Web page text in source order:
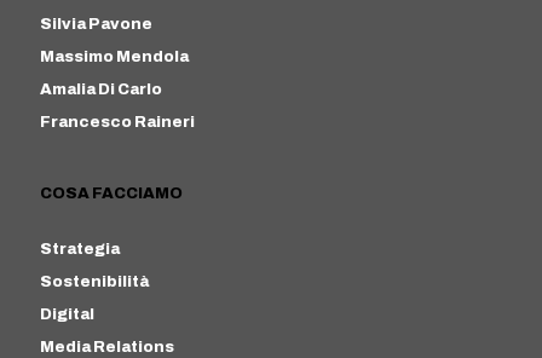
Silvia Pavone
Massimo Mendola
Amalia Di Carlo
Francesco Raineri
COSA FACCIAMO
Strategia
Sostenibilità
Digital
Media Relations